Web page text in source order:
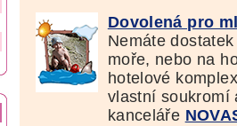
Dovolená pro
Nemáte
moře, nebo na
hotelové
vlastní soukromí
kanceláře